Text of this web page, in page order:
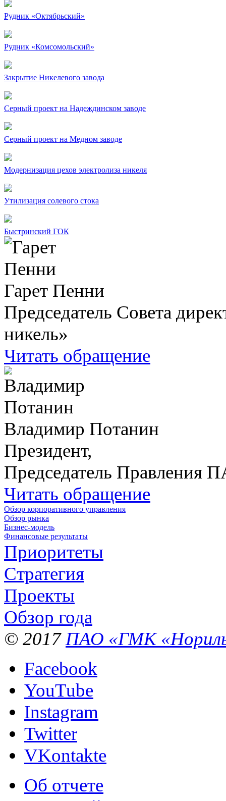
Рудник «Октябрьский»
Рудник «Комсомольский»
Закрытие Никелевого завода
Серный проект на Надеждинском заводе
Серный проект на Медном заводе
Модернизация цехов электролиза никеля
Утилизация солевого стока
Быстринский ГОК
Гарет Пенни
Председатель Совета
никель»
Читать обращение
Владимир Потанин
Президент,
Председатель Правления
Читать обращение
Обзор корпоративного управления
Обзор рынка
Бизнес-модель
Финансовые результаты
Приоритеты
Стратегия
Проекты
Обзор года
© 2017 ПАО «ГМК
Facebook
YouTube
Instagram
Twitter
VKontakte
Об отчете